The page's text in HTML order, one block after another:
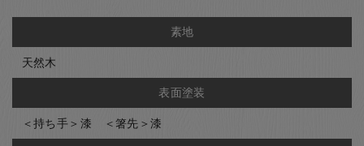
素地
天然木
表面塗装
＜持ち手＞漆 ＜箸先＞漆